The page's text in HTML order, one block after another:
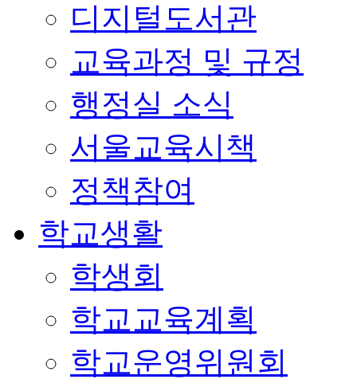
디지털도서관
교육과정 및 규정
행정실 소식
서울교육시책
정책참여
학교생활
학생회
학교교육계획
학교운영위원회